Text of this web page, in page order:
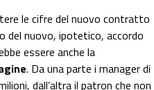
le cifre del nuovo contratto
del nuovo, ipotetico, accordo
essere anche la
. Da una parte i manager di
dall’altra il patron che non